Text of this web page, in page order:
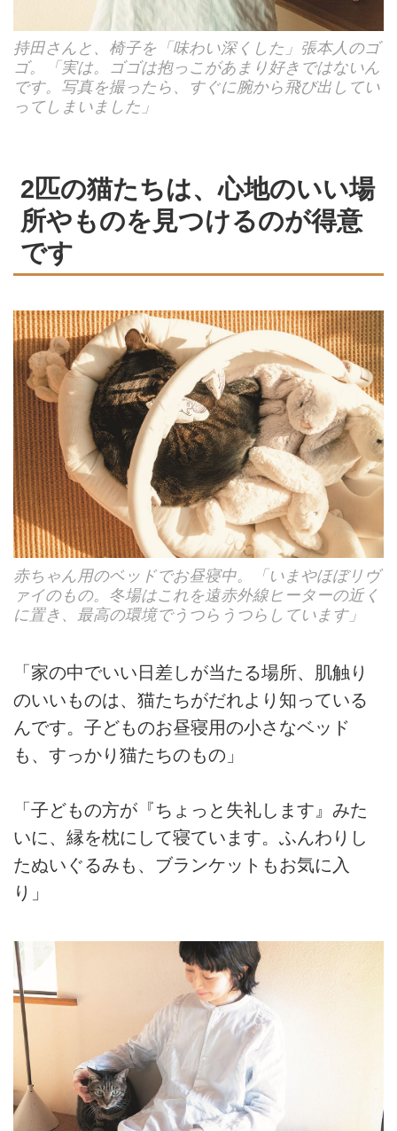
持田さんと、椅子を「味わい深くした」張本人のゴ
ゴ。「実は。ゴゴは抱っこがあまり好きではないん
です。写真を撮ったら、すぐに腕から飛び出してい
ってしまいました」
2匹の猫たちは、心地のいい場
所やものを見つけるのが得意
です
赤ちゃん用のベッドでお昼寝中。「いまやほぼリヴ
ァイのもの。冬場はこれを遠赤外線ヒーターの近く
に置き、最高の環境でうつらうつらしています」
「家の中でいい日差しが当たる場所、肌触り
のいいものは、猫たちがだれより知っている
んです。子どものお昼寝用の小さなベッド
も、すっかり猫たちのもの」
「子どもの方が『ちょっと失礼します』みた
いに、縁を枕にして寝ています。ふんわりし
たぬいぐるみも、ブランケットもお気に入
り」